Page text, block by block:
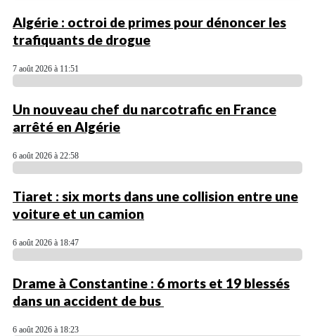
Algérie : octroi de primes pour dénoncer les
trafiquants de drogue
7 août 2026 à 11:51
Un nouveau chef du narcotrafic en France
arrêté en Algérie
6 août 2026 à 22:58
Tiaret : six morts dans une collision entre une
voiture et un camion
6 août 2026 à 18:47
Drame à Constantine : 6 morts et 19 blessés
dans un accident de bus
6 août 2026 à 18:23